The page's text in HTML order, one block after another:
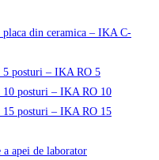
din ceramica – IKA C-
5 posturi – IKA RO 5
10 posturi – IKA RO 10
15 posturi – IKA RO 15
apei de laborator